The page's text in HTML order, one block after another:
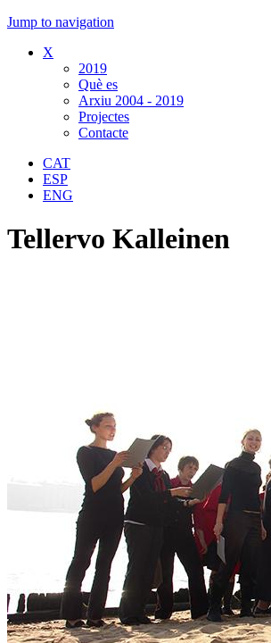
Jump to navigation
X
2019
Què es
Arxiu 2004 - 2019
Projectes
Contacte
CAT
ESP
ENG
Tellervo Kalleinen